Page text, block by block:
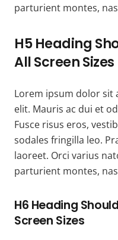
parturient montes,
H5 Heading
All Screen Sizes
Lorem ipsum dolor sit
elit. Mauris ac dui et
Fusce risus eros,
sodales fringilla leo.
laoreet. Orci varius
parturient montes,
H6 Heading
Screen Sizes